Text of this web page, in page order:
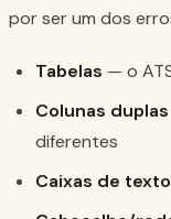
por ser um dos
Tabelas — o
Colunas duplas
diferentes
Caixas de